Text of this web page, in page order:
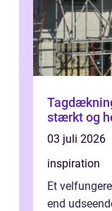
Tagdækning Århus
stærkt og
03 juli 2026
inspiration
Et
end